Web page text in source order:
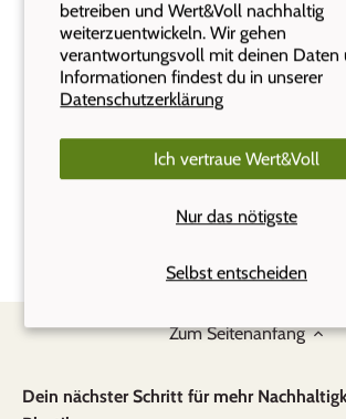
betreiben und Wert&Voll nachhaltig
weiterzuentwickeln. Wir gehen
verantwortungsvoll mit deinen Daten
Informationen findest du in unserer
Datenschutzerklärung
Selbst entscheiden
Ich vertraue Wert&Voll
Nur das nötigste
Wie lange habe ich Garantie und was ist
abgedeckt?
Alle ansehen
Zum Seitenanfang
Dein nächster Schritt für mehr